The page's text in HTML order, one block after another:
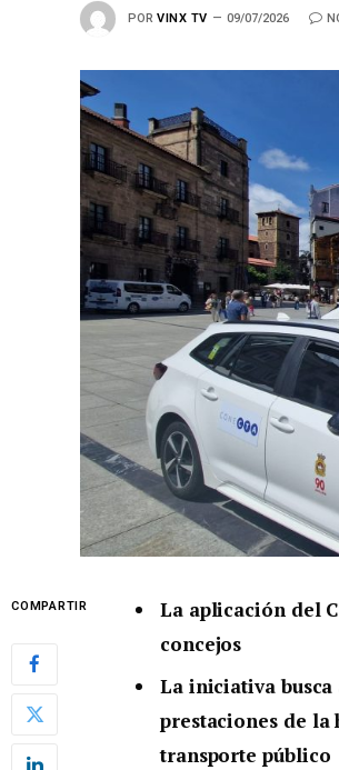
POR VINX TV 09/07/2026
COMPARTIR
La aplicación del
concejos
La iniciativa
prestaciones de
transporte público